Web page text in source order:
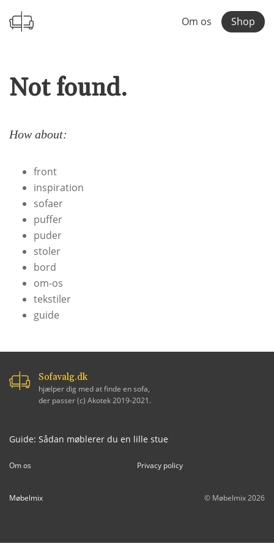
Om os Shop
Not found.
How about:
front
inspiration
sofaer
puffer
puder
stoler
bord
om-os
tekstiler
guide
Sofavalg.dk
hjælper dig med at finde en sofa,
der passer (c) Akotek 2019-2021.
Guide: Sådan møblerer du en lille stue
Om os Privacy policy
Møbelmix © Møbelmix 2026